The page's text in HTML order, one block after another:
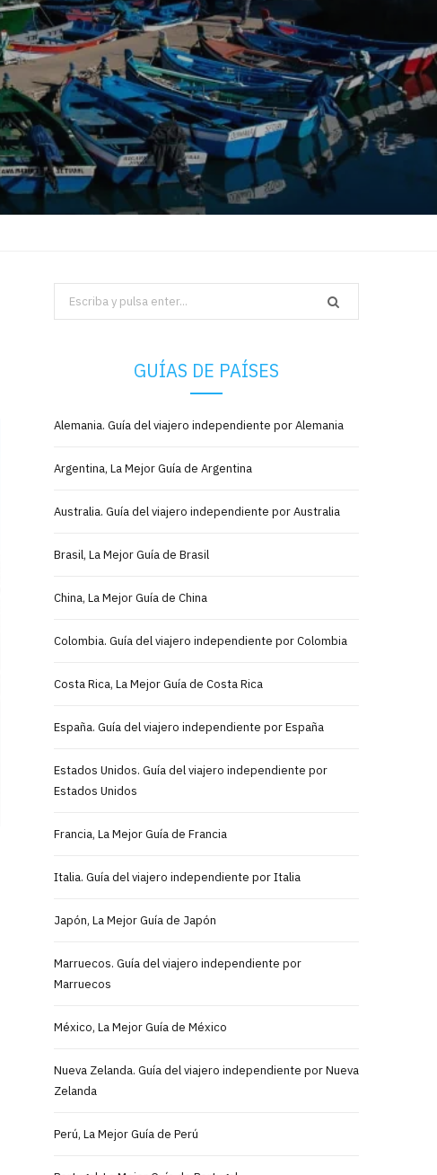
Search
for:
GUÍAS DE PAÍSES
Alemania. Guía del viajero independiente por Alemania
Argentina, La Mejor Guía de Argentina
Australia. Guía del viajero independiente por Australia
Brasil, La Mejor Guía de Brasil
China, La Mejor Guía de China
Colombia. Guía del viajero independiente por Colombia
Costa Rica, La Mejor Guía de Costa Rica
España. Guía del viajero independiente por España
Estados Unidos. Guía del viajero independiente por
Estados Unidos
Francia, La Mejor Guía de Francia
Italia. Guía del viajero independiente por Italia
Japón, La Mejor Guía de Japón
Marruecos. Guía del viajero independiente por
Marruecos
México, La Mejor Guía de México
Nueva Zelanda. Guía del viajero independiente por Nueva
Zelanda
Perú, La Mejor Guía de Perú